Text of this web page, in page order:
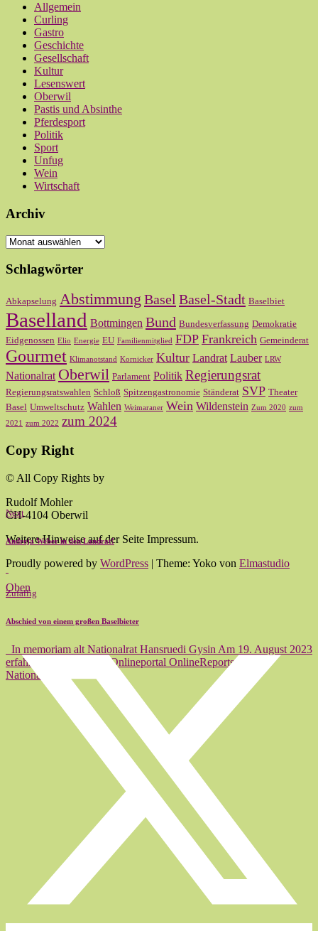
Allgemein
Curling
Gastro
Geschichte
Gesellschaft
Kultur
Lesenswert
Oberwil
Pastis und Absinthe
Pferdesport
Politik
Sport
Unfug
Wein
Wirtschaft
Archiv
Archiv
Schlagwörter
Abkapselung Abstimmung Basel Basel-Stadt Baselbiet
Baselland Bottmingen Bund Bundesverfassung Demokratie
Eidgenossen Elio Energie EU Familienmitglied FDP Frankreich Gemeinderat
Gourmet Klimanotstand Kornicker Kultur Landrat Lauber LRW
Nationalrat Oberwil Parlament Politik Regierungsrat
Regierungsratswahlen Schloß Spitzengastronomie Ständerat SVP Theater
Basel Umweltschutz Wahlen Weimaraner Wein Wildenstein Zum 2020 zum
2021
zum 2022 zum 2024
Copy Right
© All Copy Rights by
Rudolf Mohler
CH-4104 Oberwil
Weitere Hinweise auf der Seite Impressum.
Proudly powered by WordPress | Theme: Yoko von Elmastudio
Oben
Next
Andreja Weber in den Landrat!
Zufällig
Abschied von einem großen Baselbieter
In memoriam alt Nationalrat Hansruedi Gysin Am 19. August 2023
erfahre ich vom Basler Onlineportal OnlineReports, daß alt
Nationalrat…